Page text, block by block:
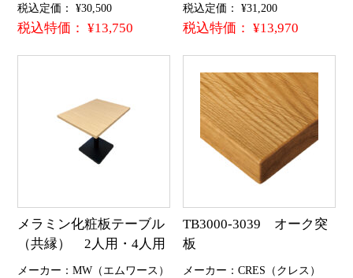
税込定価： ¥30,500
税込特価： ¥13,750
税込定価： ¥31,200
税込特価： ¥13,970
メラミン化粧板テーブル
（共縁） 2人用・4人用
メーカー：MW（エムワース）
TB3000-3039 オーク突
板
メーカー：CRES（クレス）